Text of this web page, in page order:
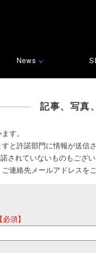
News ∨
記事、写真
す。
と許諾部門に情報が送信
されていないものもござ
連絡先メールアドレスを
【必須】